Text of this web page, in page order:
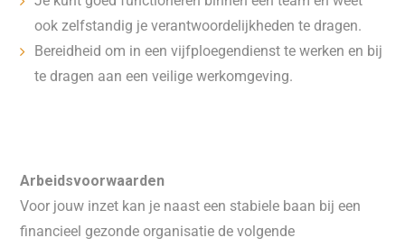
ook zelfstandig je verantwoordelijkheden te dragen.
Bereidheid om in een vijfploegendienst te werken en bij
te dragen aan een veilige werkomgeving.
Arbeidsvoorwaarden
Voor jouw inzet kan je naast een stabiele baan bij een
financieel gezonde organisatie de volgende